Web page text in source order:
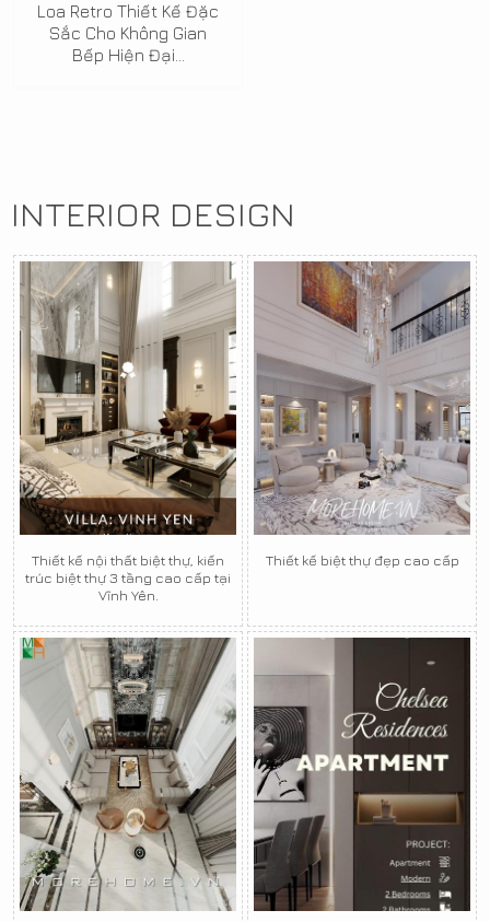
Loa Retro Thiết Kế Đặc
Sắc Cho Không Gian
Bếp Hiện Đại...
INTERIOR DESIGN
Thiết kế nội thất biệt thự, kiến
trúc biệt thự 3 tầng cao cấp tại
Vĩnh Yên.
Thiết kế biệt thự đẹp cao cấp